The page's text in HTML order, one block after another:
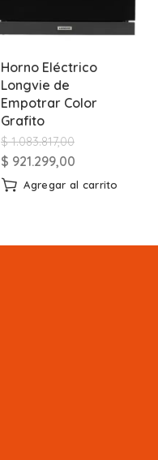
Horno Eléctrico
Longvie de
Empotrar Color
Grafito
$1.083.817,00
$ 921.299,00
Agregar al carrito